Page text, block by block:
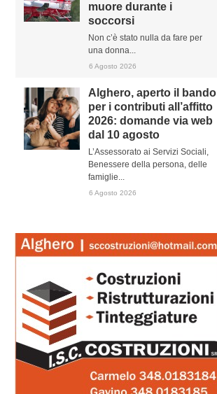
muore durante i
soccorsi
Non c’è stato nulla da fare per
una donna...
6 Agosto 2026
Alghero, aperto il bando
per i contributi all’affitto
2026: domande via web
dal 10 agosto
L’Assessorato ai Servizi Sociali,
Benessere della persona, delle
famiglie...
6 Agosto 2026